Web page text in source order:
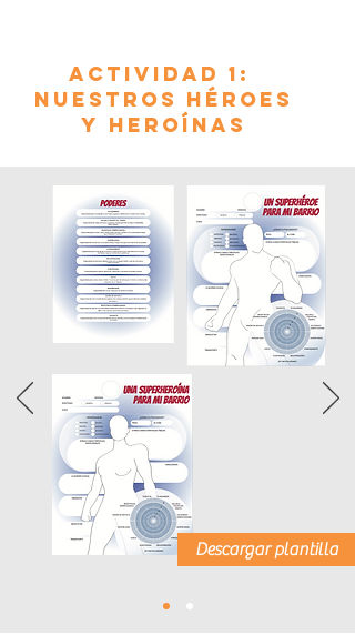
Actividad 1:
Nuestros héroes
y heroínas
Descargar plantilla